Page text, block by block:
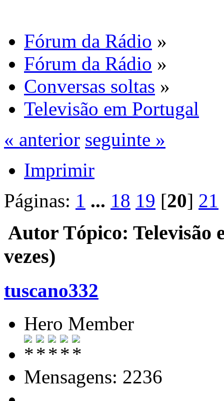
Fórum da Rádio »
Fórum da Rádio »
Conversas soltas »
Televisão em Portugal
« anterior seguinte »
Imprimir
Páginas: 1 ... 18 19 [20] 21
Autor Tópico: Televisão
vezes)
tuscano332
Hero Member
Mensagens: 2236